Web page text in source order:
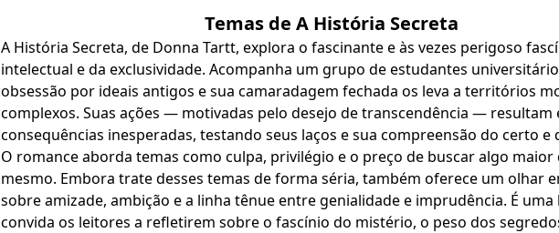
Temas de A História Secreta
A História Secreta, de Donna Tartt, explora o fascinante e às vezes perigoso
intelectual e da exclusividade. Acompanha um grupo de estudantes
obsessão por ideais antigos e sua camaradagem fechada os leva a territórios
complexos. Suas ações — motivadas pelo desejo de transcendência — resultam
consequências inesperadas, testando seus laços e sua compreensão do certo e
O romance aborda temas como culpa, privilégio e o preço de buscar algo maior
mesmo. Embora trate desses temas de forma séria, também oferece um olhar
sobre amizade, ambição e a linha tênue entre genialidade e imprudência. É
convida os leitores a refletirem sobre o fascínio do mistério, o peso dos